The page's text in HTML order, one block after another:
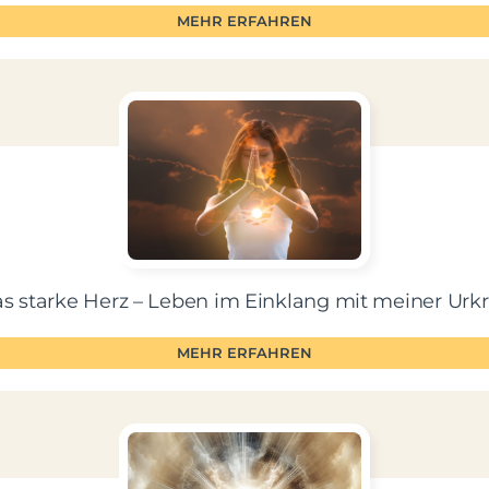
MEHR ERFAHREN
starke Herz – Leben im Einklang mit meiner
MEHR ERFAHREN